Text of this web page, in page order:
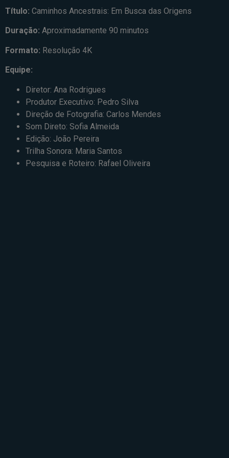
Título: Caminhos Ancestrais: Em Busca das Origens
Duração: Aproximadamente 90 minutos
Formato: Resolução 4K
Equipe:
Diretor: Ana Rodrigues
Produtor Executivo: Pedro Silva
Direção de Fotografia: Carlos Mendes
Som Direto: Sofia Almeida
Edição: João Pereira
Trilha Sonora: Maria Santos
Pesquisa e Roteiro: Rafael Oliveira